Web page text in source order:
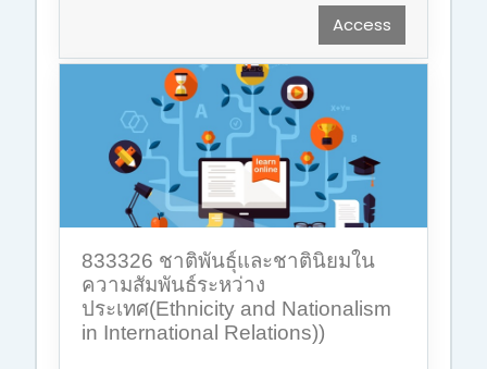
Access
833326 ชาติพันธุ์และชาตินิยมใน
ความสัมพันธ์ระหว่าง
ประเทศ(Ethnicity and Nationalism
in International Relations))